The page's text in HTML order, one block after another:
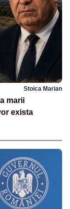
Stoica Marian
marii
exista